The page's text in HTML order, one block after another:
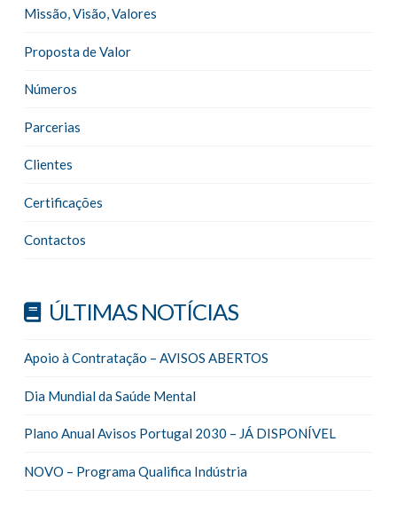
Missão, Visão, Valores
Proposta de Valor
Números
Parcerias
Clientes
Certificações
Contactos
ÚLTIMAS NOTÍCIAS
Apoio à Contratação – AVISOS ABERTOS
Dia Mundial da Saúde Mental
Plano Anual Avisos Portugal 2030 – JÁ DISPONÍVEL
NOVO – Programa Qualifica Indústria